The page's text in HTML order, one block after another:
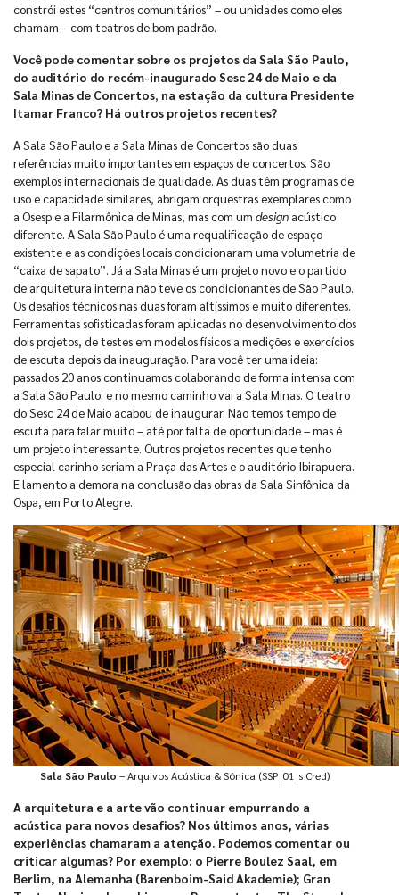
constrói estes “centros comunitários” – ou unidades como eles
chamam – com teatros de bom padrão.
Você pode comentar sobre os projetos da Sala São Paulo,
do auditório do recém-inaugurado Sesc 24 de Maio e da
Sala Minas de Concertos, na estação da cultura Presidente
Itamar Franco? Há outros projetos recentes?
A Sala São Paulo e a Sala Minas de Concertos são duas
referências muito importantes em espaços de concertos. São
exemplos internacionais de qualidade. As duas têm programas de
uso e capacidade similares, abrigam orquestras exemplares como
a Osesp e a Filarmônica de Minas, mas com um design acústico
diferente. A Sala São Paulo é uma requalificação de espaço
existente e as condições locais condicionaram uma volumetria de
“caixa de sapato”. Já a Sala Minas é um projeto novo e o partido
de arquitetura interna não teve os condicionantes de São Paulo.
Os desafios técnicos nas duas foram altíssimos e muito diferentes.
Ferramentas sofisticadas foram aplicadas no desenvolvimento dos
dois projetos, de testes em modelos físicos a medições e exercícios
de escuta depois da inauguração. Para você ter uma ideia:
passados 20 anos continuamos colaborando de forma intensa com
a Sala São Paulo; e no mesmo caminho vai a Sala Minas. O teatro
do Sesc 24 de Maio acabou de inaugurar. Não temos tempo de
escuta para falar muito – até por falta de oportunidade – mas é
um projeto interessante. Outros projetos recentes que tenho
especial carinho seriam a Praça das Artes e o auditório Ibirapuera.
E lamento a demora na conclusão das obras da Sala Sinfônica da
Ospa, em Porto Alegre.
Sala São Paulo – Arquivos Acústica & Sônica (SSP_01_s Cred)
A arquitetura e a arte vão continuar empurrando a
acústica para novos desafios? Nos últimos anos, várias
experiências chamaram a atenção. Podemos comentar ou
criticar algumas? Por exemplo: o Pierre Boulez Saal, em
Berlim, na Alemanha (Barenboim-Said Akademie); Gran